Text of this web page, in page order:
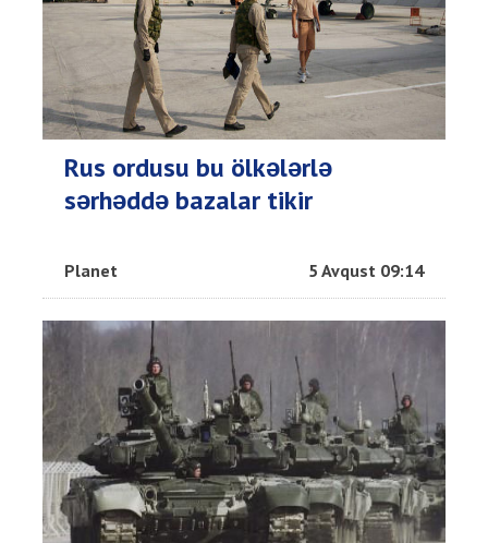
Rus ordusu bu ölkələrlə
sərhəddə bazalar tikir
Planet 5 Avqust 09:14